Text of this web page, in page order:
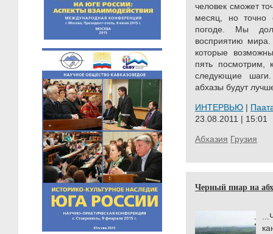
человек сможет
месяц, но точно
погоде. Мы
восприятию
которые
пять посмотрим,
следующие
абхазы будут
ИНТЕРВЬЮ |
23.08.2011 | 15:01
Абхазия Грузия
Черный пиар на